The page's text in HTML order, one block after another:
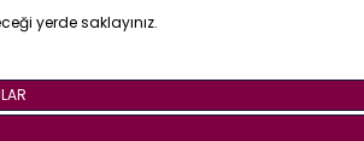
yerde saklayınız.